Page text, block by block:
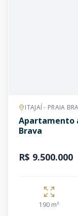
ITAJAÍ - PRAIA
Apartamento
Brava
R$ 9.500.000
190 m²